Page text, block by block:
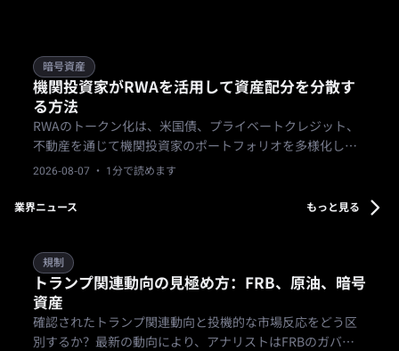
暗号資産
機関投資家がRWAを活用して資産配分を分散す
る方法
RWAのトークン化は、米国債、プライベートクレジット、
不動産を通じて機関投資家のポートフォリオを多様化しま
す。分割所有と24/7取引が流動性を高めます。低リスクフ
バランスを取ります。
2026-08-07 · 1分で読めます
業界ニュース もっと見る
規制
トランプ関連動向の見極め方：FRB、原油、暗号
資産
確認されたトランプ関連動向と投機的な市場反応をどう区
別するか？最新の動向により、アナリストはFRBのガバナ